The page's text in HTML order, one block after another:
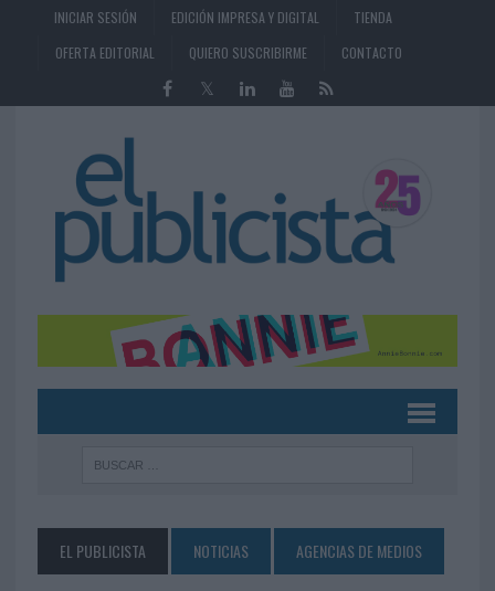
INICIAR SESIÓN EDICIÓN IMPRESA Y DIGITAL
TIENDA
OFERTA EDITORIAL
QUIERO SUSCRIBIRME CONTACTO
EL PUBLICISTA NOTICIAS AGENCIAS DE MEDIOS